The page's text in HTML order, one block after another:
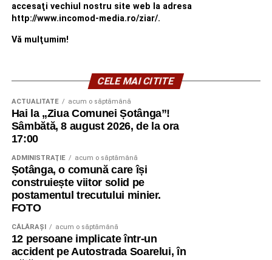
accesaţi vechiul nostru site web la adresa
http://www.incomod-media.ro/ziar/.
Vă mulţumim!
CELE MAI CITITE
ACTUALITATE acum o săptămână
Hai la „Ziua Comunei Șotânga”!
Sâmbătă, 8 august 2026, de la ora
17:00
ADMINISTRAŢIE acum o săptămână
Șotânga, o comună care își
construiește viitor solid pe
postamentul trecutului minier.
FOTO
CĂLĂRAŞI acum o săptămână
12 persoane implicate într-un
accident pe Autostrada Soarelui, în